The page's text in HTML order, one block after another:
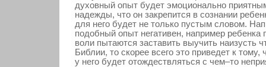
духовный опыт будет эмоционально
надежды, что он закрепится в сознании
для него будет не только пустым словом.
подобный опыт негативен, например ребенка
воли пытаются заставить выучить наизусть
Библии, то скорее всего это приведет к тому,
у него будет отождествляться с чем–то